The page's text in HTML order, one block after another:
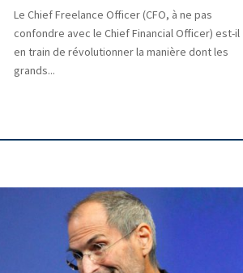
Le Chief Freelance Officer (CFO, à ne pas
confondre avec le Chief Financial Officer) est-il
en train de révolutionner la manière dont les
grands...